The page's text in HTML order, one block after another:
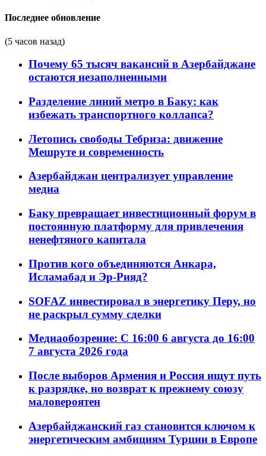
Последнее обновление
(5 часов назад)
Почему 65 тысяч вакансий в Азербайджане
остаются незаполненными
Разделение линий метро в Баку: как
избежать транспортного коллапса?
Летопись свободы Тебриза: движение
Мешруте и современность
Азербайджан централизует управление
медиа
Баку превращает инвестиционный форум в
постоянную платформу для привлечения
ненефтяного капитала
Против кого объединяются Анкара,
Исламабад и Эр-Рияд?
SOFAZ инвестировал в энергетику Перу, но
не раскрыл сумму сделки
Медиаобозрение: С 16:00 6 августа до 16:00
7 августа 2026 года
После выборов Армения и Россия ищут путь
к разрядке, но возврат к прежнему союзу
маловероятен
Азербайджанский газ становится ключом к
энергетическим амбициям Турции в Европе